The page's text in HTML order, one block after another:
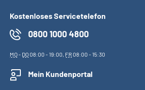
Kostenloses Servicetelefon
0800 1000 4800
MO- DO08:00 - 19:00, FR08:00 - 15:30
Mein Kundenportal